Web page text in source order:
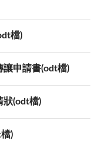
檔)
讓申請書(odt檔)
狀(odt檔)
)